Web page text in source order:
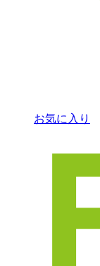
お気に入り